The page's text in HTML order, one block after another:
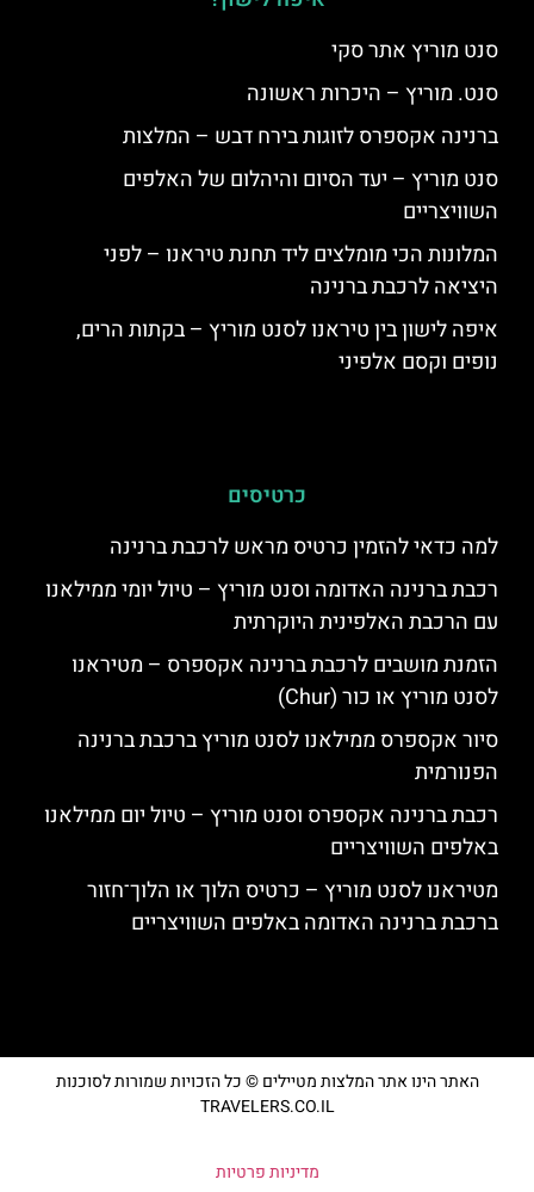
סנט מוריץ אתר סקי
סנט. מוריץ – היכרות ראשונה
ברנינה אקספרס לזוגות בירח דבש – המלצות
סנט מוריץ – יעד הסיום והיהלום של האלפים
השוויצריים
המלונות הכי מומלצים ליד תחנת טיראנו – לפני
היציאה לרכבת ברנינה
איפה לישון בין טיראנו לסנט מוריץ – בקתות הרים,
נופים וקסם אלפיני
כרטיסים
למה כדאי להזמין כרטיס מראש לרכבת ברנינה
רכבת ברנינה האדומה וסנט מוריץ – טיול יומי ממילאנו
עם הרכבת האלפינית היוקרתית
הזמנת מושבים לרכבת ברנינה אקספרס – מטיראנו
לסנט מוריץ או כור (Chur)
סיור אקספרס ממילאנו לסנט מוריץ ברכבת ברנינה
הפנורמית
רכבת ברנינה אקספרס וסנט מוריץ – טיול יום ממילאנו
באלפים השוויצריים
מטיראנו לסנט מוריץ – כרטיס הלוך או הלוך־חזור
ברכבת ברנינה האדומה באלפים השוויצריים
האתר הינו אתר המלצות מטיילים © כל הזכויות שמורות לסוכנות
TRAVELERS.CO.IL
מדיניות פרטיות